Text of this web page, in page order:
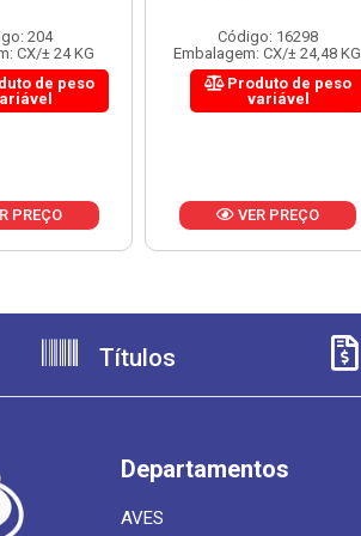
204
CX/± 24 KG
de peso
PREÇO
Código: 16298
Embalagem: CX/± 24,48 KG
Produto de peso
variável
VER PREÇO
Títulos
Departamentos
AVES